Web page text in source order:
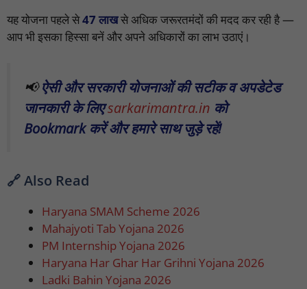
यह योजना पहले से47 लाखसे अधिक जरूरतमंदों की मदद कर रही है —
आप भी इसका हिस्सा बनें और अपने अधिकारों का लाभ उठाएं।
📢ऐसी और सरकारी योजनाओं की सटीक व अपडेटेड
जानकारी के लिएsarkarimantra.in को
Bookmark करें और हमारे साथ जुड़े रहें!
🔗 Also Read
Haryana SMAM Scheme 2026
Mahajyoti Tab Yojana 2026
PM Internship Yojana 2026
Haryana Har Ghar Har Grihni Yojana 2026
Ladki Bahin Yojana 2026